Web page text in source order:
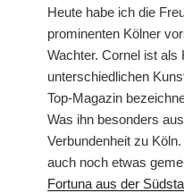
Heute habe ich die
prominenten Kölner
Wachter. Cornel ist als
unterschiedlichen
Top-Magazin
Was ihn besonders
Verbundenheit zu
auch noch etwas
Fortuna aus der